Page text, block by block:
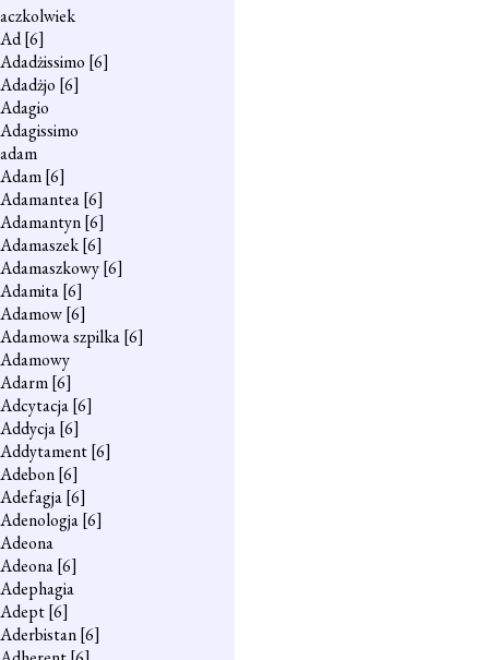
aczkolwiek
Ad[6]
Adadżissimo [6]
Adadżjo [6]
Adagio
Adagissimo
adam
Adam[6]
Adamantea[6]
Adamantyn[6]
Adamaszek[6]
Adamaszkowy[6]
Adamita[6]
Adamow[6]
Adamowa szpilka[6]
Adamowy
Adarm[6]
Adcytacja[6]
Addycja[6]
Addytament[6]
Adebon[6]
Adefagja[6]
Adenologja[6]
Adeona
Adeona[6]
Adephagia
Adept[6]
Aderbistan[6]